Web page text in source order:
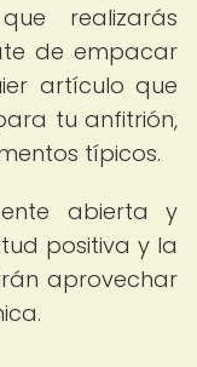
realizarás
de empacar
artículo que
tu anfitrión,
típicos.
abierta y
positiva y la
aprovechar